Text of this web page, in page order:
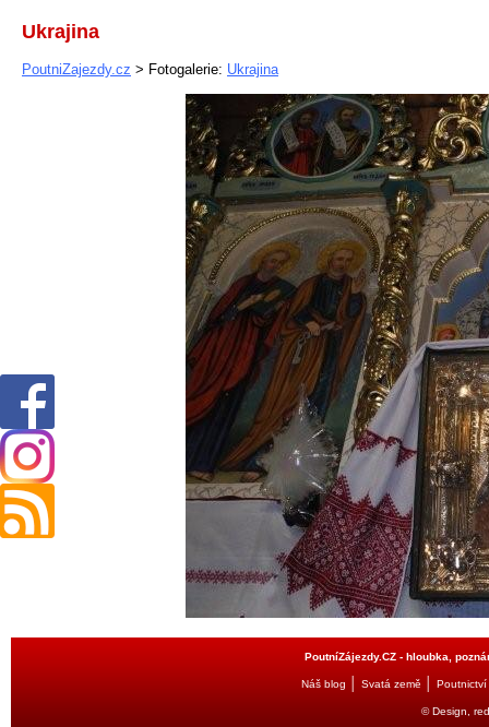
Ukrajina
PoutniZajezdy.cz > Fotogalerie: Ukrajina
PoutníZájezdy.CZ - hloubka,
Náš blog Svatá země Poutnictví
© Design,